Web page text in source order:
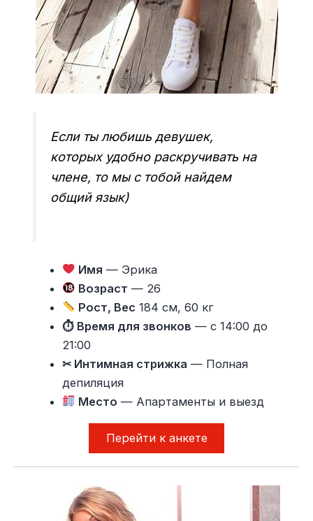
Если ты любишь девушек,
которых удобно раскручивать на
члене, то мы с тобой найдем
общий язык)
Имя — Эрика
Возраст — 26
Рост, Вес 184 см, 60 кг
⏱ Время для звонков — с 14:00 до
21:00
✂ Интимная стрижка — Полная
депиляция
Место — Апартаменты и выезд
Перейти к анкете